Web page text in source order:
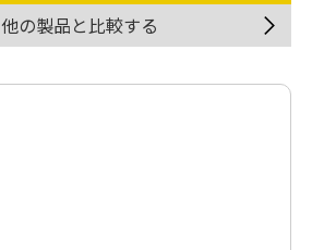
他の製品と比較する